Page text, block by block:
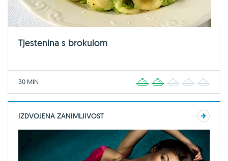
Tjestenina s brokulom
30 MIN 2 3 4
IZDVOJENA ZANIMLJIVOST